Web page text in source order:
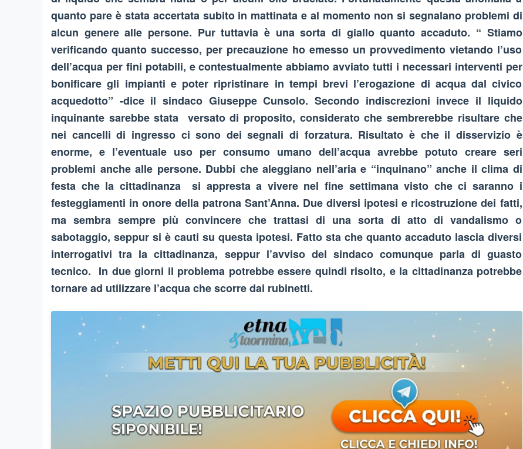
quanto pare è stata accertata subito in mattinata e al momento non si segnalano problemi di
alcun genere alle persone. Pur tuttavia è una sorta di giallo quanto accaduto. “ Stiamo
verificando quanto successo, per precauzione ho emesso un provvedimento vietando l’uso
dell’acqua per fini potabili, e contestualmente abbiamo avviato tutti i necessari interventi per
bonificare gli impianti e poter ripristinare in tempi brevi l’erogazione di acqua dal civico
acquedotto” -dice il sindaco Giuseppe Cunsolo. Secondo indiscrezioni invece il liquido
inquinante sarebbe stata versato di proposito, considerato che sembrerebbe risultare che
nei cancelli di ingresso ci sono dei segnali di forzatura. Risultato è che il disservizio è
enorme, e l’eventuale uso per consumo umano dell’acqua avrebbe potuto creare seri
problemi anche alle persone. Dubbi che aleggiano nell’aria e “inquinano” anche il clima di
festa che la cittadinanza si appresta a vivere nel fine settimana visto che ci saranno i
festeggiamenti in onore della patrona Sant’Anna. Due diversi ipotesi e ricostruzione dei fatti,
ma sembra sempre più convincere che trattasi di una sorta di atto di vandalismo o
sabotaggio, seppur si è cauti su questa ipotesi. Fatto sta che quanto accaduto lascia diversi
interrogativi tra la cittadinanza, seppur l’avviso del sindaco comunque parla di guasto
tecnico. In due giorni il problema potrebbe essere quindi risolto, e la cittadinanza potrebbe
tornare ad utilizzare l’acqua che scorre dai rubinetti.